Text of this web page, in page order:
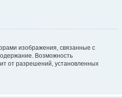
изображения, связанные с
Возможность
от разрешений, установленных